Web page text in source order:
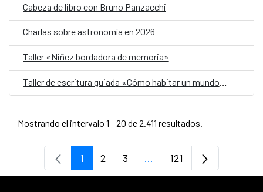
Cabeza de libro con Bruno Panzacchi
Charlas sobre astronomía en 2026
Taller «Niñez bordadora de memoria»
Mostrando el intervalo 1 - 20 de 2.411 resultados.
Página
1 Página
2 Página
3 ...Páginas intermedias Use
Página
121